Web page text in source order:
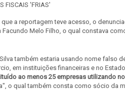
FISCAIS 'FRIAS'
a reportagem teve acesso, o
Melo Filho, o qual constava
também estaria usando nome falso
em instituições financeiras e no
ao menos 25 empresas utilizando
o qual também consta como sócio da